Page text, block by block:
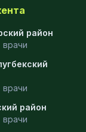
район
врачи
врачи
район
врачи